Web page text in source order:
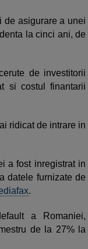
de asigurare a unei
la cinci ani, de
de investitorii
si costul finantarii
ridicat de intrare in
a fost inregistrat in
datele furnizate de
.
a Romaniei,
de la 27% la